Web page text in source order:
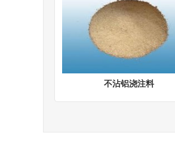
不沾铝浇注料